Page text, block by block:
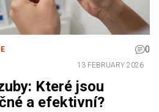
0
13 FEBRUARY 2026
Které jsou
a efektivní?